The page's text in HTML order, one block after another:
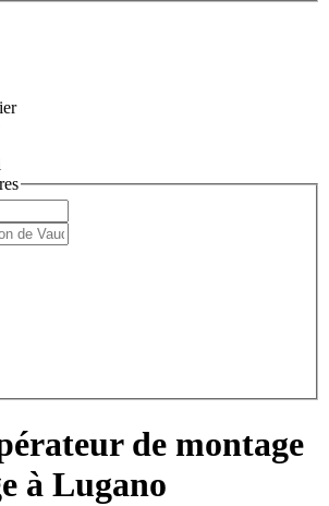
de montage
à Lugano